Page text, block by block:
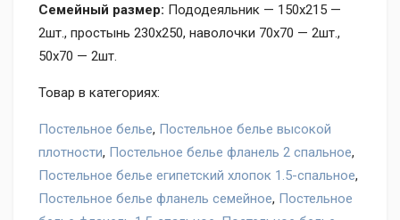
Семейный размер: Пододеяльник — 150х215 —
2шт., простынь 230х250, наволочки 70х70 — 2шт.,
50х70 — 2шт.
Товар в категориях:
Постельное белье, Постельное белье высокой
плотности, Постельное белье фланель 2 спальное,
Постельное белье египетский хлопок 1.5-спальное,
Постельное белье фланель семейное, Постельное